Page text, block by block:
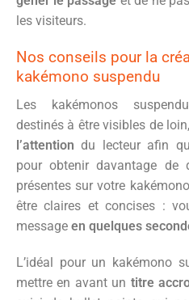
les visiteurs.
Nos conseils pour la
kakémono suspendu
Les kakémonos
destinés à être visibles de
l’attention du lecteur afin
pour obtenir davantage de
présentes sur votre
être claires et concises :
message en quelques
L’idéal pour un kakémono
mettre en avant un titre